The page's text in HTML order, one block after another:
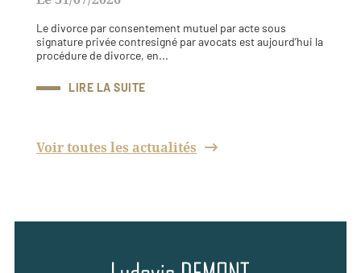
Le divorce par consentement mutuel par acte sous
signature privée contresigné par avocats est aujourd’hui la
procédure de divorce, en...
LIRE LA SUITE
Voir toutes les actualités